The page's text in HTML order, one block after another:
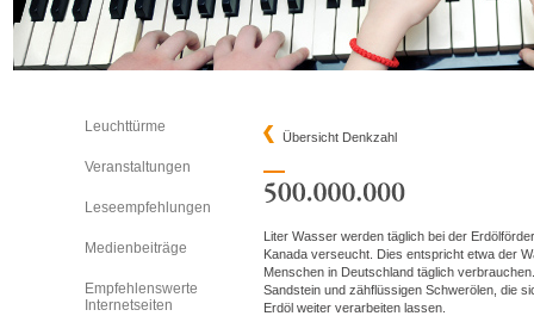
Leuchttürme
Veranstaltungen
Leseempfehlungen
Medienbeiträge
Empfehlenswerte
Internetseiten
Übersicht Denkzahl
Liter Wasser werden täglich bei der
Kanada verseucht. Dies entspricht etwa der
Menschen in Deutschland täglich
Sandstein und zähflüssigen Schwerölen, die
Erdöl weiter verarbeiten lassen.